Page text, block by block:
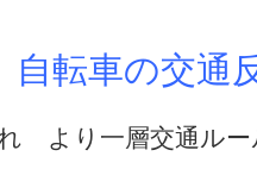
自転車の交通
より一層交通ル